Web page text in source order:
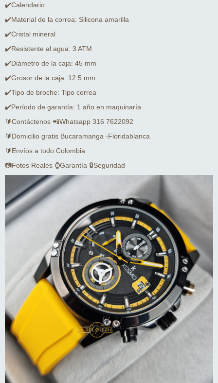
✔️Calendario
✔️Material de la correa: Silicona amarilla
✔️Cristal mineral
✔️Resistente al agua: 3 ATM
✔️Diámetro de la caja: 45 mm
✔️Grosor de la caja: 12.5 mm
✔️Tipo de broche: Tipo correa
✔️Período de garantía: 1 año en maquinaría
🔰Contáctenos 📲Whatsapp 316 7622092
🔰Domicilio gratis Bucaramanga -Floridablanca
🔰Envíos a todo Colombia
📷Fotos Reales ⌚Garantía 🔒Seguridad